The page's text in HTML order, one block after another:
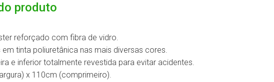
produto
reforçado com fibra de vidro.
tinta poliuretânica nas mais diversas cores.
e inferior totalmente revestida para evitar acidentes.
x 110cm (comprimeiro).